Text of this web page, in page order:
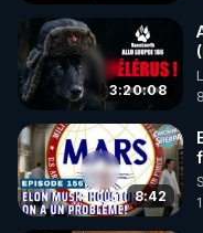
3:20:08
8:42